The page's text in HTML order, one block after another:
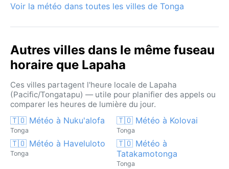
Voir la météo dans toutes les villes de Tonga
Autres villes dans le même fuseau
horaire que Lapaha
Ces villes partagent l'heure locale de Lapaha
(Pacific/Tongatapu) — utile pour planifier des appels ou
comparer les heures de lumière du jour.
🇹🇴 Météo à Nuku'alofa
Tonga
🇹🇴 Météo à Kolovai
Tonga
🇹🇴 Météo à Haveluloto
Tonga
🇹🇴 Météo à
Tatakamotonga
Tonga